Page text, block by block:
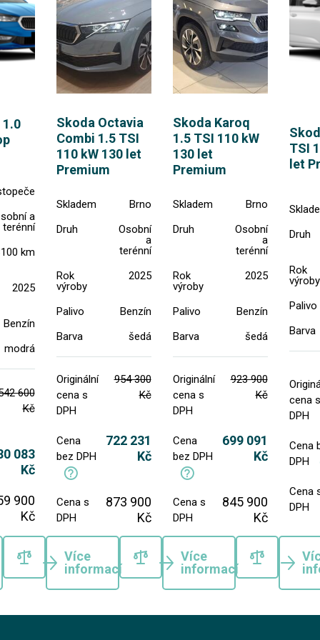
a
terénní
km
2025
Benzín
modrá
600
Kč
083
Kč
900
Kč
Skoda Octavia
Combi 1.5 TSI
110 kW 130 let
Premium
Skladem
Brno
Druh
Osobní
a
terénní
Rok
výroby
2025
Palivo
Benzín
Barva
šedá
Originální
cena s
DPH
954 300
Kč
Cena
bez DPH
722 231
Kč
Cena s
DPH
873 900
Kč
Více
informací
Skoda Karoq
1.5 TSI 110 kW
130 let
Premium
Skladem
Brno
Druh
Osobní
a
terénní
Rok
výroby
2025
Palivo
Benzín
Barva
šedá
Originální
cena s
DPH
923 900
Kč
Cena
bez DPH
699 091
Kč
Cena s
DPH
845 900
Kč
Více
informací
TSI
let
Druh
Rok
výroby
Palivo
Barva
cena s
DPH
Cena
DPH
Cena
DPH